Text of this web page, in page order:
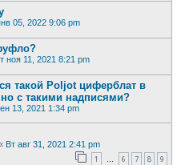
05, 2022 9:06 pm
ноя 11, 2021 8:21 pm
такой Poljot циферблат в
с такими надписями?
13, 2021 1:34 pm
Вт авг 31, 2021 2:41 pm
1 … 6 7 8 9